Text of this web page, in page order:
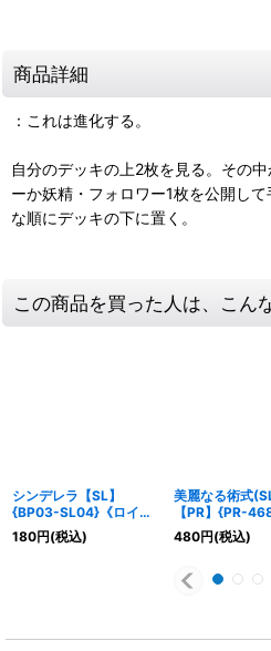
商品詳細
：これは進化する。
自分のデッキの上2枚を見る。その
ーか妖精・フォロワー1枚を公開し
な順にデッキの下に置く。
この商品を買った人は、こん
シンデレラ【SL】
{BP03-SL04}《ロイヤ
ル》
180円(税込)
美麗なる術式
【PR】{PR-
ッチ》
480円(税込)